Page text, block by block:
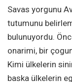
Savas yorgunu
tutumunu
bulunuyordu.
onarimi, bir
Kimi ülkelerin
baska ülkelerin